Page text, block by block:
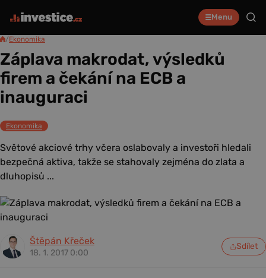
Menu
/Ekonomika
Záplava makrodat, výsledků
firem a čekání na ECB a
inauguraci
Ekonomika
Světové akciové trhy včera oslabovaly a investoři hledali
bezpečná aktiva, takže se stahovaly zejména do zlata a
dluhopisů ...
Štěpán Křeček
18. 1. 2017 0:00
Sdílet